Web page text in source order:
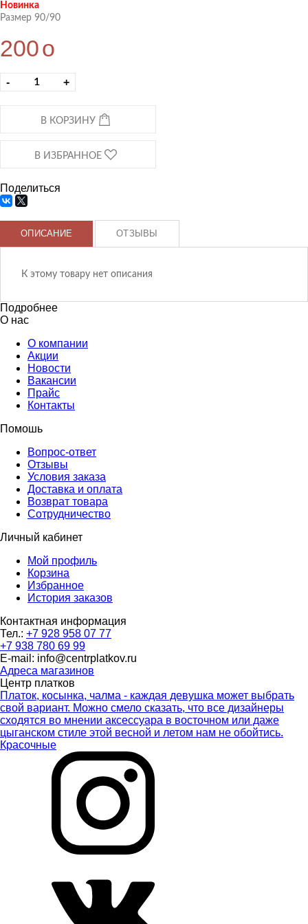
Новинка
Размер 90/90
200o
- +
В КОРЗИНУ
В ИЗБРАННОЕ
Поделиться
ОПИСАНИЕ ОТЗЫВЫ
К этому товару нет описания
Подробнее
О нас
О компании
Акции
Новости
Вакансии
Прайс
Контакты
Помошь
Вопрос-ответ
Отзывы
Условия заказа
Доставка и оплата
Возврат товара
Сотрудничество
Личный кабинет
Мой профиль
Корзина
Избранное
История заказов
Контактная информация
Тел.: +7 928 958 07 77
+7 938 780 69 99
E-mail: info@centrplatkov.ru
Адреса магазинов
Центр платков
Платок, косынка, чалма - каждая девушка может выбрать
свой вариант. Можно смело сказать, что все дизайнеры
сходятся во мнении аксессуара в восточном или даже
цыганском стиле этой весной и летом нам не обойтись.
Красочные